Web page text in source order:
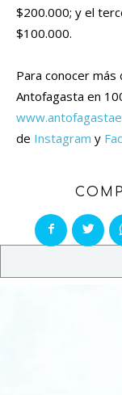
$200.000; y el
$100.000.
Para conocer más
Antofagasta en
de Instagram y